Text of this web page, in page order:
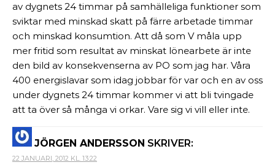
av dygnets 24 timmar på samhälleliga funktioner som
sviktar med minskad skatt på färre arbetade timmar
och minskad konsumtion. Att då som V måla upp
mer fritid som resultat av minskat lönearbete är inte
den bild av konsekvenserna av PO som jag har. Våra
400 energislavar som idag jobbar för var och en av oss
under dygnets 24 timmar kommer vi att bli tvingade
att ta över så många vi orkar. Vare sig vi vill eller inte.
JÖRGEN ANDERSSON SKRIVER:
22 JANUARI, 2012 KL. 13:22